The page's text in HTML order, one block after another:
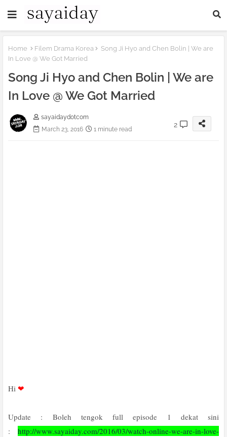
Home Filem Drama Korea
Song Ji Hyo and Chen Bolin | We are
In Love @ We Got Married
Song Ji Hyo and Chen Bolin | We are
In Love @ We Got Married
sayaidaydotcom
March 23, 2016
1 minute read
2
Hi ❤
Update : Boleh tengok full episode 1 dekat sini
: http://www.sayaiday.com/2016/03/watch-online-we-are-in-love-